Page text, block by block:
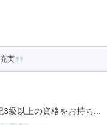
実
級以上の資格をお持ち...